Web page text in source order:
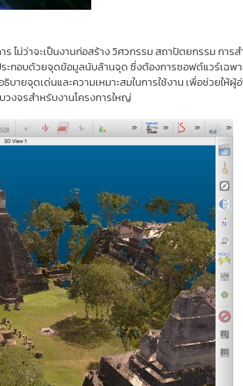
ไม่ว่าจะเป็นงานก่อสร้าง วิศวกรรม สถาปัตยกรรม การ
อบด้วยจุดข้อมูลนับล้านจุด ซึ่งต้องการซอฟต์แวร์เฉพาะ
บายจุดเด่นและความเหมาะสมในการใช้งาน เพื่อช่วยให้
งจรสำหรับงานโครงการใหญ่